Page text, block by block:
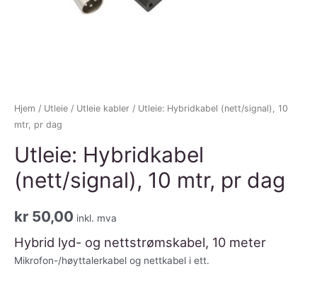
Hjem / Utleie / Utleie kabler / Utleie: Hybridkabel (nett/signal), 10
mtr, pr dag
Utleie: Hybridkabel
(nett/signal), 10 mtr, pr dag
kr 50,00 inkl. mva
Hybrid lyd- og nettstrømskabel, 10 meter
Mikrofon-/høyttalerkabel og nettkabel i ett.